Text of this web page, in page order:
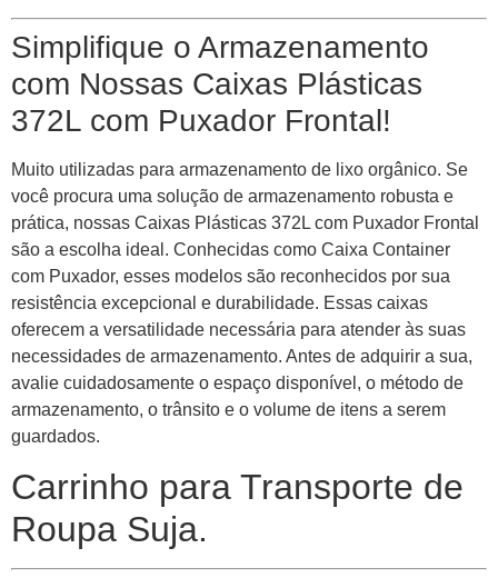
Simplifique o Armazenamento
com Nossas Caixas Plásticas
372L com Puxador Frontal!
Muito utilizadas para armazenamento de lixo orgânico. Se
você procura uma solução de armazenamento robusta e
prática, nossas Caixas Plásticas 372L com Puxador Frontal
são a escolha ideal. Conhecidas como Caixa Container
com Puxador, esses modelos são reconhecidos por sua
resistência excepcional e durabilidade. Essas caixas
oferecem a versatilidade necessária para atender às suas
necessidades de armazenamento. Antes de adquirir a sua,
avalie cuidadosamente o espaço disponível, o método de
armazenamento, o trânsito e o volume de itens a serem
guardados.
Carrinho para Transporte de
Roupa Suja.